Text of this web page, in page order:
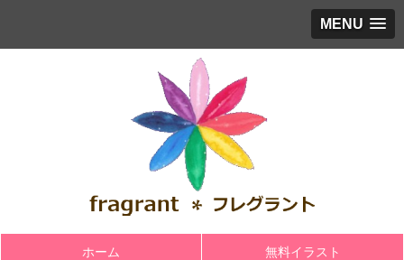
MENU
ホーム 無料イラスト